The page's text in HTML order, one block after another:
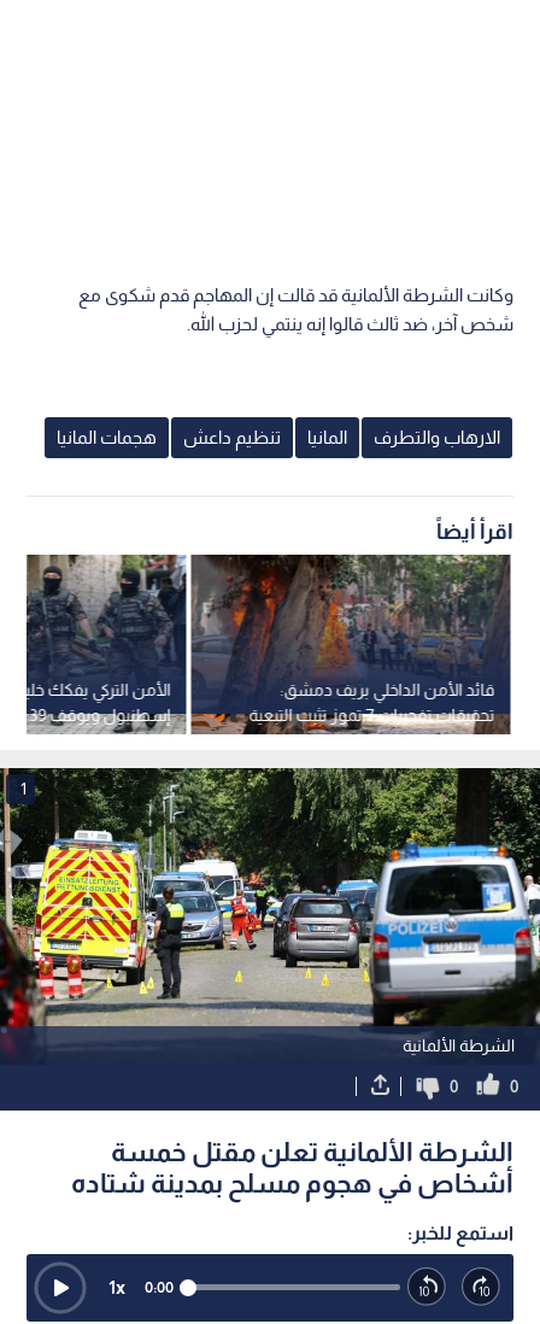
وكانت الشرطة الألمانية قد قالت إن المهاجم قدم شكوى مع
شخص آخر، ضد ثالث قالوا إنه ينتمي لحزب الله.
الارهاب والتطرف المانيا تنظيم داعش هجمات المانيا
اقرأ أيضاً
الأمن التركي يفكك
التنظيم
قائد الأمن الداخلي بريف دمشق:
تحقيقات تفجيرات 7 تموز تثبت التبعية
لتنظيم داعش
الشرطة الألمانية
1
0
0
الشرطة الألمانية تعلن مقتل خمسة
أشخاص في هجوم مسلح بمدينة شتاده
استمع للخبر:
0:00
1x